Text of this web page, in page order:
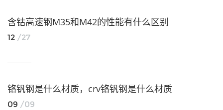
含钴高速钢M35和M42的性能有什么区别
12 /27
铬钒钢是什么材质，crv铬钒钢是什么材质
09 /09